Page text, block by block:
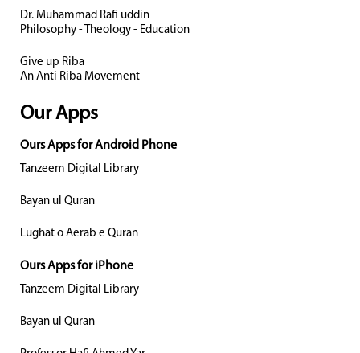
Dr. Muhammad Rafi uddin
Philosophy - Theology - Education
Give up Riba
An Anti Riba Movement
Our Apps
Ours Apps for Android Phone
Tanzeem Digital Library
Bayan ul Quran
Lughat o Aerab e Quran
Ours Apps for iPhone
Tanzeem Digital Library
Bayan ul Quran